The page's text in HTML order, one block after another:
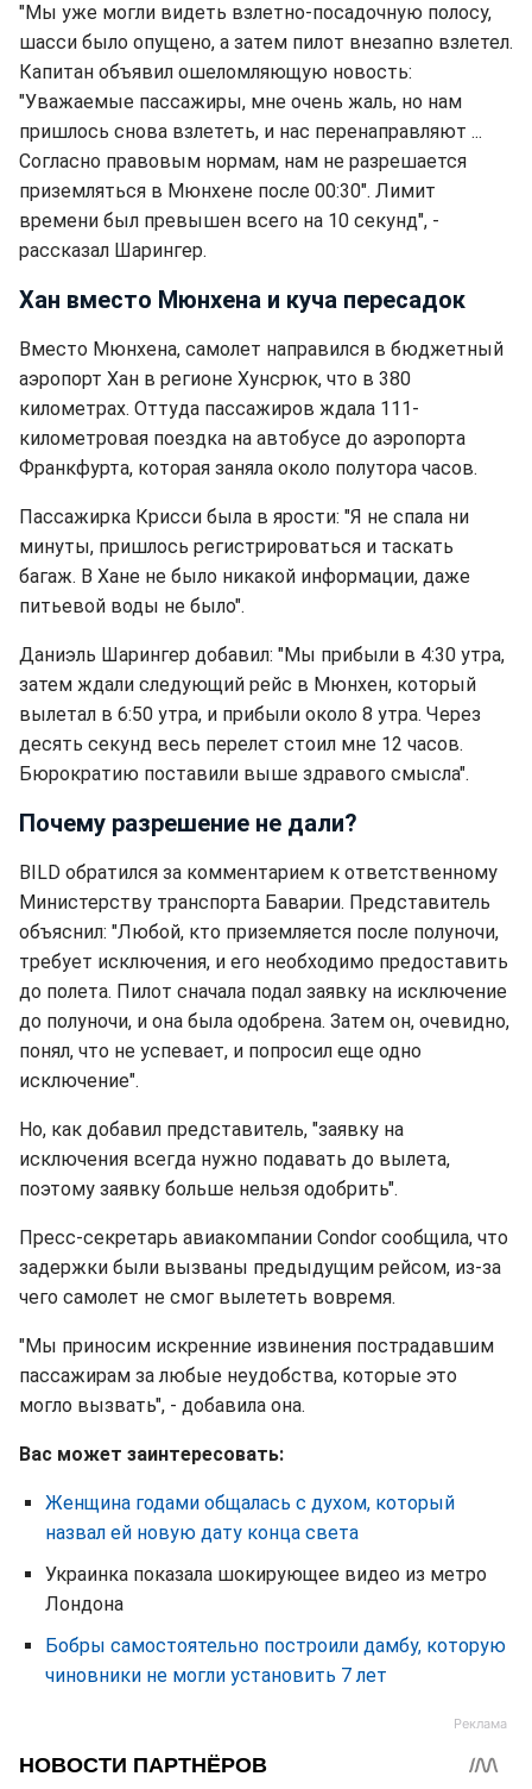
"Мы уже могли видеть взлетно-посадочную полосу,
шасси было опущено, а затем пилот внезапно взлетел.
Капитан объявил ошеломляющую новость:
"Уважаемые пассажиры, мне очень жаль, но нам
пришлось снова взлететь, и нас перенаправляют ...
Согласно правовым нормам, нам не разрешается
приземляться в Мюнхене после 00:30". Лимит
времени был превышен всего на 10 секунд", -
рассказал Шарингер.
Хан вместо Мюнхена и куча пересадок
Вместо Мюнхена, самолет направился в бюджетный
аэропорт Хан в регионе Хунсрюк, что в 380
километрах. Оттуда пассажиров ждала 111-
километровая поездка на автобусе до аэропорта
Франкфурта, которая заняла около полутора часов.
Пассажирка Крисси была в ярости: "Я не спала ни
минуты, пришлось регистрироваться и таскать
багаж. В Хане не было никакой информации, даже
питьевой воды не было".
Даниэль Шарингер добавил: "Мы прибыли в 4:30 утра,
затем ждали следующий рейс в Мюнхен, который
вылетал в 6:50 утра, и прибыли около 8 утра. Через
десять секунд весь перелет стоил мне 12 часов.
Бюрократию поставили выше здравого смысла".
Почему разрешение не дали?
BILD обратился за комментарием к ответственному
Министерству транспорта Баварии. Представитель
объяснил: "Любой, кто приземляется после полуночи,
требует исключения, и его необходимо предоставить
до полета. Пилот сначала подал заявку на исключение
до полуночи, и она была одобрена. Затем он, очевидно,
понял, что не успевает, и попросил еще одно
исключение".
Но, как добавил представитель, "заявку на
исключения всегда нужно подавать до вылета,
поэтому заявку больше нельзя одобрить".
Пресс-секретарь авиакомпании Condor сообщила, что
задержки были вызваны предыдущим рейсом, из-за
чего самолет не смог вылететь вовремя.
"Мы приносим искренние извинения пострадавшим
пассажирам за любые неудобства, которые это
могло вызвать", - добавила она.
Вас может заинтересовать:
Женщина годами общалась с духом, который
назвал ей новую дату конца света
Украинка показала шокирующее видео из метро
Лондона
Бобры самостоятельно построили дамбу, которую
чиновники не могли установить 7 лет